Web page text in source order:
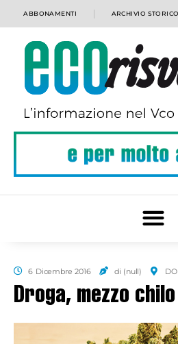
ABBONAMENTI ARCHIVIO STORICO
6 Dicembre 2016 di (null)
Droga, mezzo